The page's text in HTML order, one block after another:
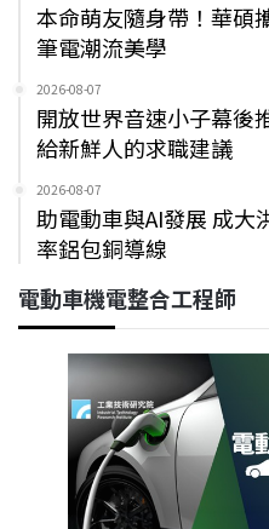
本命萌友隨身帶！華碩
筆電潮流美學
2026-08-07
開放世界音速小子幕後
給新鮮人的求職建議
2026-08-07
助電動車與AI發展 成大
率鋁包銅導線
電動車機電整合工程師